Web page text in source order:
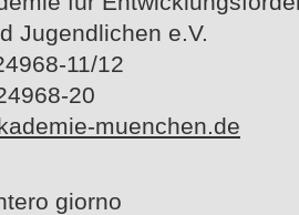
Jugendlichen e.V.
11/12
20
muenchen.de
giorno